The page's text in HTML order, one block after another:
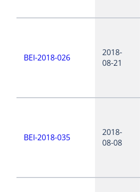
BEI-2018-026
2018-
08-21
BEI-2018-035
2018-
08-08